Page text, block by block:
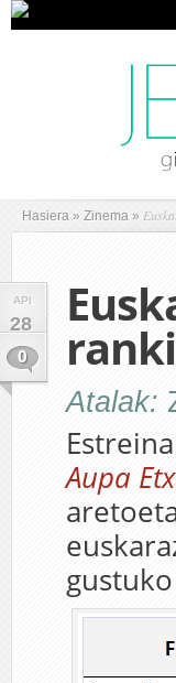
Hasiera » Zinema »
API
28
0
Atalak:
Aupa